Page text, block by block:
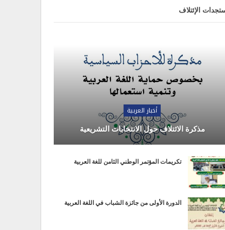
الإئتلاف
أخبار العربية
مذكرة الائتلاف حول الانتخابات التشريعية
تكريمات المؤتمر الوطني الثامن للغة العربية
الدورة الأولى من جائزة الشباب في اللغة العربية